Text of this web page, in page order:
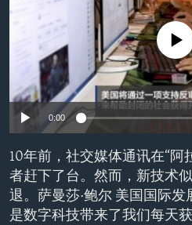
SearchASIA
EUROPE
MIDDLE EAST
SECURITY AND DEFENSE
AID AND DEVELOPMENT
DEMOCRACY AND
ECONOMY AND TRADE
ENVIRONMENT AND HEALTH
IDEALS AND INSTITUTIONS
ABOUT US
FOLLOW US
No media source
0:00
10年前，社交媒体通讯在“阿
者赶下了台。然而，新技术
退。萨曼莎·鲍尔 美国国际发
是数字科技带来了我们每天